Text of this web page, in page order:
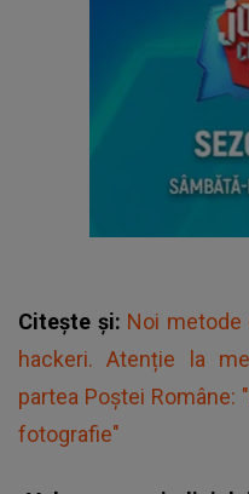
Citește și: Noi metode
hackeri. Atenție la
partea Poștei
fotografie"